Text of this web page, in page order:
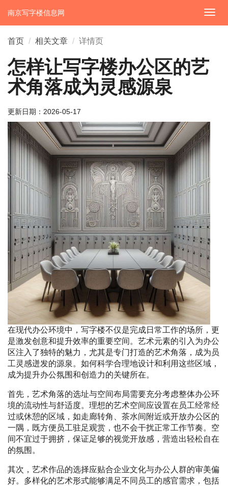
切
换
南京写字楼信息网
首页 相关文章 详情页
怎样让写字楼办公区的艺
术角落成为灵感源泉
更新日期： 2026-05-17
在现代办公环境中，写字楼不仅是完成日常工作的场所，更
是激发创意和提升效率的重要空间。艺术元素的引入为办公
区注入了独特的魅力，尤其是专门打造的艺术角落，成为员
工灵感迸发的源泉。如何科学合理地设计和利用这些区域，
成为提升办公氛围和创造力的关键所在。
首先，艺术角落的选址与空间布局需要充分考虑整体办公环
境的流动性与舒适度。理想的艺术空间应设置在员工经常经
过或休憩的区域，如走廊转角、茶水间附近或开放办公区的
一隅，既方便员工驻足观赏，也不会干扰正常工作节奏。空
间不宜过于拥挤，保证足够的视觉开放感，营造出轻松自在
的氛围。
其次，艺术作品的选择应贴合企业文化与办公人群的审美偏
好。多样化的艺术形式能够满足不同员工的感官需求，包括